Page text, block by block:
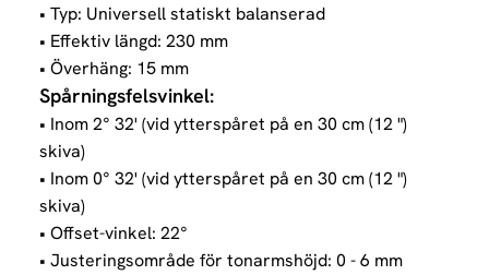
• Typ: Universell statiskt balanserad
• Effektiv längd: 230 mm
• Överhäng: 15 mm
Spårningsfelsvinkel:
• Inom 2° 32' (vid ytterspåret på en 30 cm (12 ")
skiva)
• Inom 0° 32' (vid ytterspåret på en 30 cm (12 ")
skiva)
• Offset-vinkel: 22°
• Justeringsområde för tonarmshöjd: 0 - 6 mm